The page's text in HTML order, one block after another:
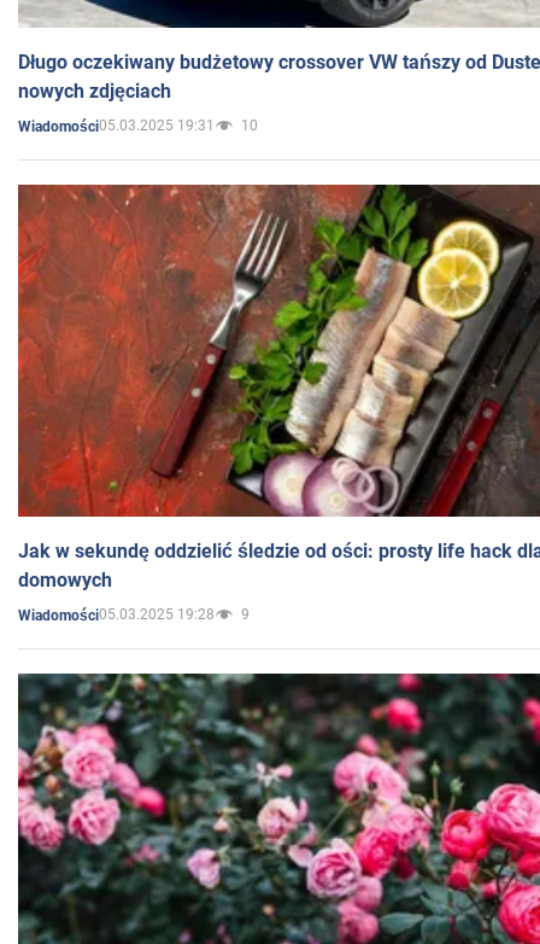
Długo oczekiwany budżetowy crossover VW tańszy od
nowych zdjęciach
Wiadomości05.03.2025 19:31 10
Jak w sekundę oddzielić śledzie od ości: prosty life hack
domowych
Wiadomości05.03.2025 19:28 9